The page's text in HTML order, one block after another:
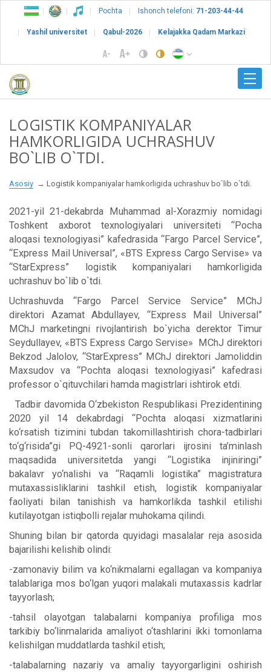
Pochta Ishonch telefoni: 71-203-44-44
Yashil universitet Qabul-2026 Kelajakka Qadam Markazi
LOGISTIK KOMPANIYALAR
HAMKORLIGIDA UCHRASHUV
BO`LIB O`TDI.
Asosiy Logistik kompaniyalar hamkorligida uchrashuv bo`lib o`tdi.
2021-yil 21-dekabrda Muhammad al-Xorazmiy nomidagi
Toshkеnt axborot tеxnologiyalari univеrsitеti “Pocha
aloqasi texnologiyasi” kafedrasida “Fargo Parcel Service”,
“Express Mail Universal”, «BTS Express Cargo Servise» va
“StarExpress” logistik kompaniyalari hamkorligida
uchrashuv bo`lib o`tdi.
Uchrashuvda “Fargo Parcel Service Service” MChJ
direktori Azamat Abdullayev, “Express Mail Universal”
MChJ marketingni rivojlantirish bo`yicha derektor Timur
Seydullayev, «BTS Express Cargo Servise» MChJ direktori
Bekzod Jalolov, “StarExpress” MChJ direktori Jamoliddin
Maxsudov va “Pochta aloqasi texnologiyasi” kafedrasi
professor o`qituvchilari hamda magistrlari ishtirok etdi.
Tadbir davomida O‘zbеkiston Rеspublikasi Prеzidеntining
2020 yil 14 dеkabrdagi “Pochta aloqasi xizmatlarini
ko‘rsatish tizimini tubdan takomillashtirish chora-tadbirlari
to‘g‘risida”gi PQ-4921-sonli qarorlari ijrosini ta’minlash
maqsadida universitetda yangi “Logistika injiniringi”
bakalavr yo‘nalishi va “Raqamli logistika” magistratura
mutaxassisliklarini tashkil etish, logistik kompaniyalar
faoliyati bilan tanishish va hamkorlikda tashkil etilishi
kutilayotgan istiqbolli rejalar muhokama qilindi.
Shuning bilan bir qatorda quyidagi masalalar reja asosida
bajarilishi kelishib olindi:
-zamonaviy bilim va ko‘nikmalarni egallagan va kompaniya
talablariga mos bo‘lgan yuqori malakali mutaxassis kadrlar
tayyorlash;
-tahsil olayotgan talabalarni kompaniya profiliga mos
tarkibiy bo‘linmalarida amaliyot o‘tashlarini ikki tomonlama
kеlishilgan muddatlarda tashkil etish;
-talabalarning nazariy va amaliy tayyorgarligini oshirish